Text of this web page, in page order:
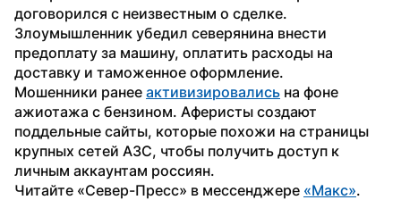
договорился с неизвестным о сделке.
Злоумышленник убедил северянина внести
предоплату за машину, оплатить расходы на
доставку и таможенное оформление.
Мошенники ранее активизировались на фоне
ажиотажа с бензином. Аферисты создают
поддельные сайты, которые похожи на страницы
крупных сетей АЗС, чтобы получить доступ к
личным аккаунтам россиян.
Читайте «Север-Пресс» в мессенджере «Макс».